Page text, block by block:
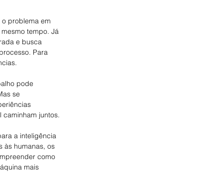
problema em
tempo. Já
e busca
Para
pode
se
juntos.
a inteligência
às humanas, os
como
mais